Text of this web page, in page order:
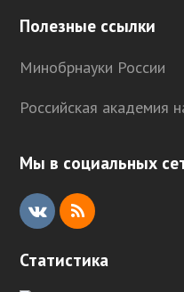
Полезные ссылки
Минобрнауки России
Российская академия
Мы в социальных
V
R
Статистика